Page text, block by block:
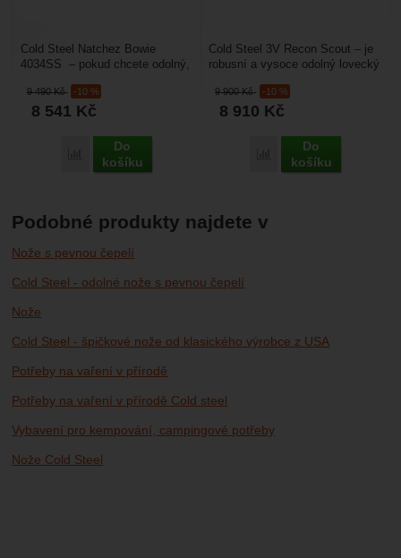
9 490Kč -10 %
8 541 Kč
Porovnat
Do
košíku
Cold Steel Natchez Bowie
4034SS – pokud chcete odolný,
zároveň tradiční nůž...
9 900Kč -10 %
8 910 Kč
Porovnat
Do
košíku
Cold Steel 3V Recon Scout – je
robusní a vysoce odolný lovecký
ideální...
Podobné produkty najdete v
Nože s pevnou čepelí
Cold Steel - odolné nože s pevnou čepelí
Nože
Cold Steel - špičkové nože od klasického výrobce z USA
Potřeby na vaření v přírodě
Potřeby na vaření v přírodě Cold steel
Vybavení pro kempování, campingové potřeby
Nože Cold Steel